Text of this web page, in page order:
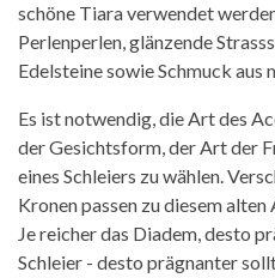
schöne Tiara verwendet
Perlenperlen, glänzende
Edelsteine ​​sowie Schmuck
Es ist notwendig, die Art des
der Gesichtsform, der Art der
eines Schleiers zu wählen.
Kronen passen zu diesem
Je reicher das Diadem, desto
Schleier - desto prägnanter